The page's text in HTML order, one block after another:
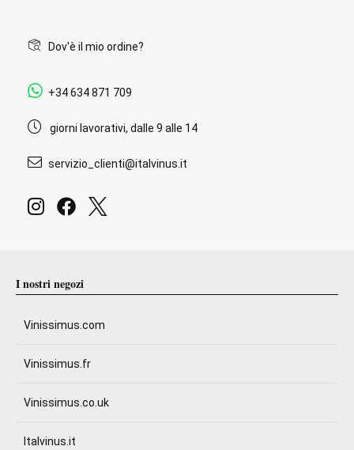
Dov'è il mio ordine?
+34 634 871 709
giorni lavorativi, dalle 9 alle 14
servizio_clienti@italvinus.it
I nostri negozi
Vinissimus.com
Vinissimus.fr
Vinissimus.co.uk
Italvinus.it